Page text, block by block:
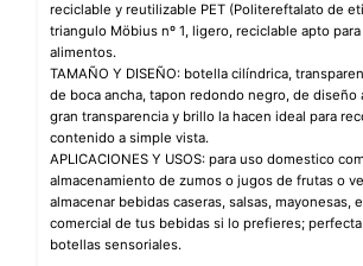
reciclable y reutilizable PET (Politereftalato de
triangulo Möbius nº 1, ligero, reciclable apto
alimentos.
TAMAÑO Y DISEÑO: botella cilíndrica,
de boca ancha, tapon redondo negro, de diseño
gran transparencia y brillo la hacen ideal para
contenido a simple vista.
APLICACIONES Y USOS: para uso domestico
almacenamiento de zumos o jugos de frutas o
almacenar bebidas caseras, salsas, mayonesas,
comercial de tus bebidas si lo prefieres; perfecta
botellas sensoriales.